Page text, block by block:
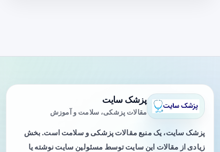
پزشک سایت
مقالات پزشکی، سلامت و آموزش
پزشک سایت، یک منبع مقالات پزشکی و سلامت است. بخش
زیادی از مقالات این سایت توسط مسئولین سایت نوشته یا